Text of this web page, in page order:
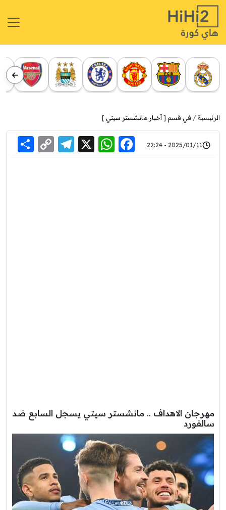
الرئيسية في قسم [ أخبار مانشستر سيتي ]
2025/01/11 - 22:24
Facebook
WhatsApp
X
Link
مهرجان الاهداف .. مانشستر سيتي يسجل السابع ضد
سالفورد